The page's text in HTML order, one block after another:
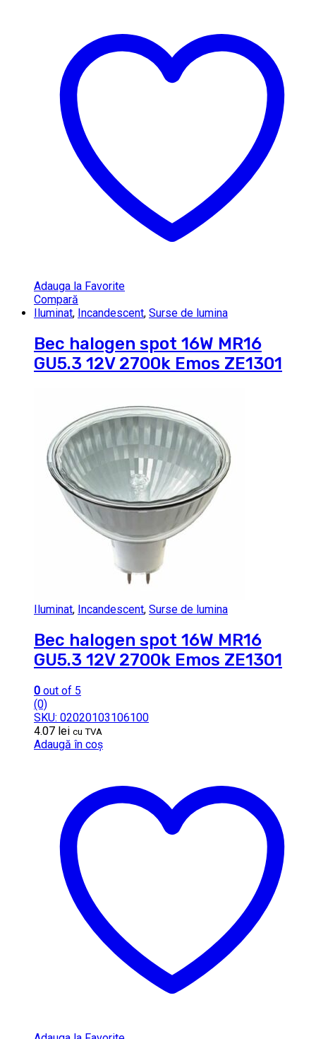
Adauga la Favorite
Compară
Iluminat, Incandescent, Surse de lumina
Bec halogen spot 16W MR16
GU5.3 12V 2700k Emos ZE1301
Iluminat, Incandescent, Surse de lumina
Bec halogen spot 16W MR16
GU5.3 12V 2700k Emos ZE1301
0 out of 5
(0)
SKU: 02020103106100
4.07 lei cu TVA
Adaugă în coș